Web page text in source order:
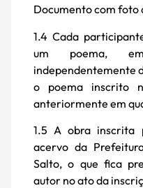
Documento com foto
1.4 Cada
um poema,
independentemente
o poema inscrito
anteriormente em
1.5 A obra inscrita
acervo da
Salto, o que fica
autor no ato da